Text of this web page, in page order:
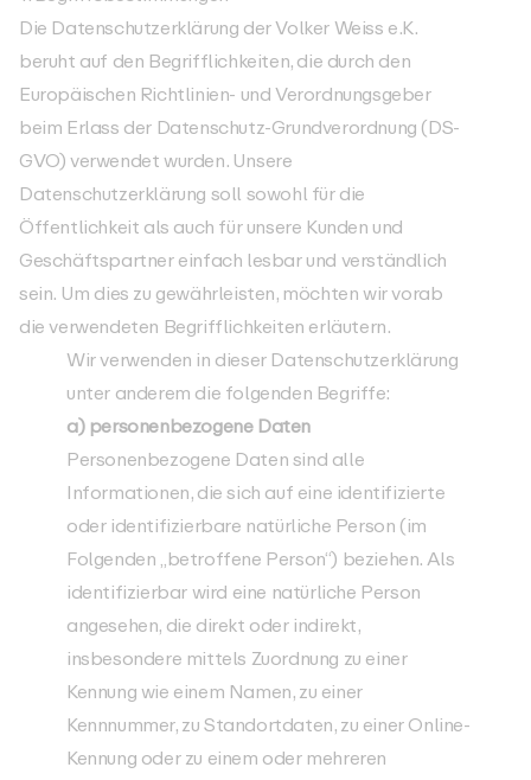
Die Datenschutzerklärung der Volker Weiss e.K.
beruht auf den Begrifflichkeiten, die durch den
Europäischen Richtlinien- und Verordnungsgeber
beim Erlass der Datenschutz-Grundverordnung (DS-
GVO) verwendet wurden. Unsere
Datenschutzerklärung soll sowohl für die
Öffentlichkeit als auch für unsere Kunden und
Geschäftspartner einfach lesbar und verständlich
sein. Um dies zu gewährleisten, möchten wir vorab
die verwendeten Begrifflichkeiten erläutern.
Wir verwenden in dieser Datenschutzerklärung
unter anderem die folgenden Begriffe:
a) personenbezogene Daten
Personenbezogene Daten sind alle
Informationen, die sich auf eine identifizierte
oder identifizierbare natürliche Person (im
Folgenden „betroffene Person“) beziehen. Als
identifizierbar wird eine natürliche Person
angesehen, die direkt oder indirekt,
insbesondere mittels Zuordnung zu einer
Kennung wie einem Namen, zu einer
Kennnummer, zu Standortdaten, zu einer Online-
Kennung oder zu einem oder mehreren